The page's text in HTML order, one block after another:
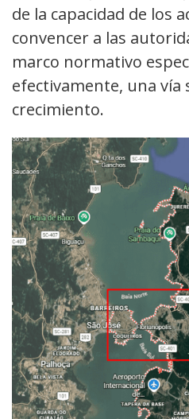
de la capacidad de los
convencer a las
marco normativo
efectivamente, una vía
crecimiento.